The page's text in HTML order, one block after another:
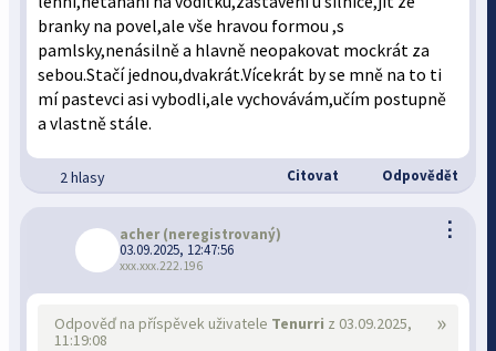
branky na povel,ale vše hravou formou ,s
pamlsky,nenásilně a hlavně neopakovat mockrát za
sebou.Stačí jednou,dvakrát.Vícekrát by se mně na to ti
mí pastevci asi vybodli,ale vychovávám,učím postupně
a vlastně stále.
2 hlasy Citovat Odpovědět
⋮
acher(neregistrovaný)
03.09.2025, 12:47:56
xxx.xxx.222.196
»
Odpověď na příspěvek uživatele Tenurri z 03.09.2025,
11:19:08